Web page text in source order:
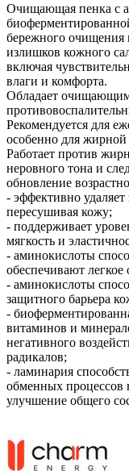
Очищающая пенка с
бережного очищения
излишков кожного
включая
влаги и комфорта.
Обладает
Рекомендуется для
особенно для
Работает против
неровного тона и
обновление
- эффективно
пересушивая кожу;
- поддерживает
мягкость и
- аминокислоты
обеспечивают
- аминокислоты
защитного барьера
-
витаминов и
негативного
радикалов;
- ламинария
обменных процессов
улучшение общего